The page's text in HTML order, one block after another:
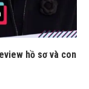
hồ sơ và con